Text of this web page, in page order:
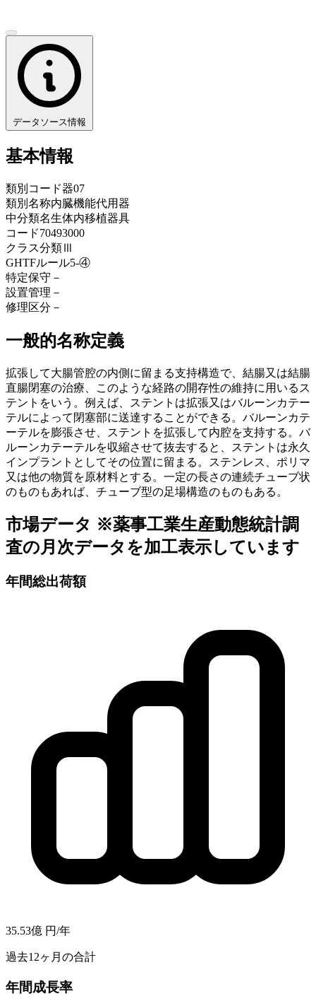
データソース情報
基本情報
類別コード器07
類別名称内臓機能代用器
中分類名生体内移植器具
コード70493000
クラス分類Ⅲ
GHTFルール5-④
特定保守 －
設置管理 －
修理区分 －
一般的名称定義
拡張して大腸管腔の内側に留まる支持構造で、結腸又は結腸
直腸閉塞の治療、このような経路の開存性の維持に用いるス
テントをいう。例えば、ステントは拡張又はバルーンカテー
テルによって閉塞部に送達することができる。バルーンカテ
ーテルを膨張させ、ステントを拡張して内腔を支持する。バ
ルーンカテーテルを収縮させて抜去すると、ステントは永久
インプラントとしてその位置に留まる。ステンレス、ポリマ
又は他の物質を原材料とする。一定の長さの連続チューブ状
のものもあれば、チューブ型の足場構造のものもある。
市場データ ※薬事工業生産動態統計調
査の月次データを加工表示しています
年間総出荷額
35.53億 円/年
過去12ヶ月の合計
年間成長率